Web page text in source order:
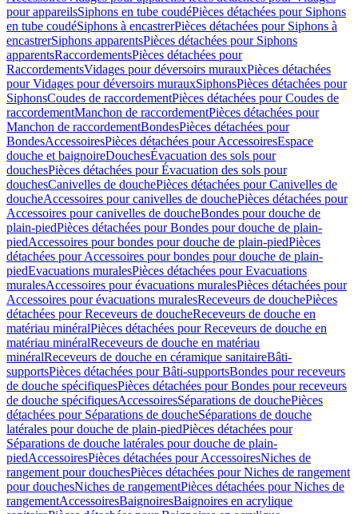
pour appareilsSiphons en tube coudéPièces détachées pour Siphons
en tube coudéSiphons à encastrerPièces détachées pour Siphons à
encastrerSiphons apparentsPièces détachées pour Siphons
apparentsRaccordementsPièces détachées pour
RaccordementsVidages pour déversoirs murauxPièces détachées
pour Vidages pour déversoirs murauxSiphonsPièces détachées pour
SiphonsCoudes de raccordementPièces détachées pour Coudes de
raccordementManchon de raccordementPièces détachées pour
Manchon de raccordementBondesPièces détachées pour
BondesAccessoiresPièces détachées pour AccessoiresEspace
douche et baignoireDouchesÉvacuation des sols pour
douchesPièces détachées pour Évacuation des sols pour
douchesCanivelles de douchePièces détachées pour Canivelles de
doucheAccessoires pour canivelles de douchePièces détachées pour
Accessoires pour canivelles de doucheBondes pour douche de
plain-piedPièces détachées pour Bondes pour douche de plain-
piedAccessoires pour bondes pour douche de plain-piedPièces
détachées pour Accessoires pour bondes pour douche de plain-
piedEvacuations muralesPièces détachées pour Evacuations
muralesAccessoires pour évacuations muralesPièces détachées pour
Accessoires pour évacuations muralesReceveurs de douchePièces
détachées pour Receveurs de doucheReceveurs de douche en
matériau minéralPièces détachées pour Receveurs de douche en
matériau minéralReceveurs de douche en matériau
minéralReceveurs de douche en céramique sanitaireBâti-
supportsPièces détachées pour Bâti-supportsBondes pour receveurs
de douche spécifiquesPièces détachées pour Bondes pour receveurs
de douche spécifiquesAccessoiresSéparations de douchePièces
détachées pour Séparations de doucheSéparations de douche
latérales pour douche de plain-piedPièces détachées pour
Séparations de douche latérales pour douche de plain-
piedAccessoiresPièces détachées pour AccessoiresNiches de
rangement pour douchesPièces détachées pour Niches de rangement
pour douchesNiches de rangementPièces détachées pour Niches de
rangementAccessoiresBaignoiresBaignoires en acrylique